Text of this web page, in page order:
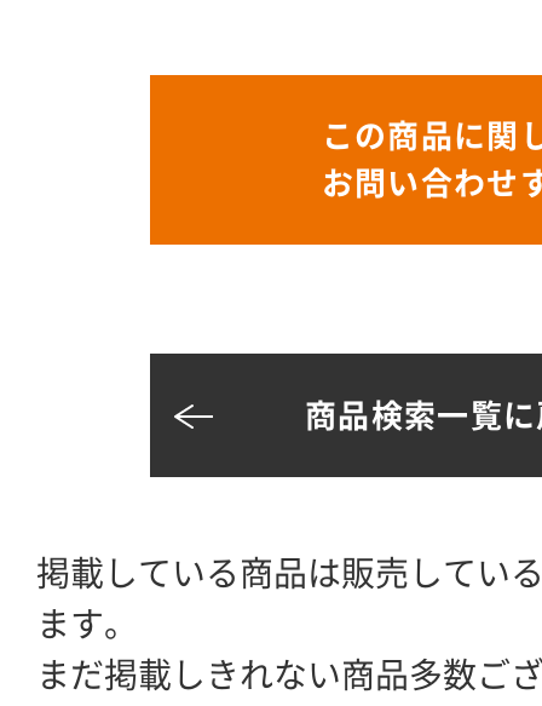
この商品に関
お問い合わせ
商品検索一覧
掲載している商品は販売してい
ます。
まだ掲載しきれない商品多数ご